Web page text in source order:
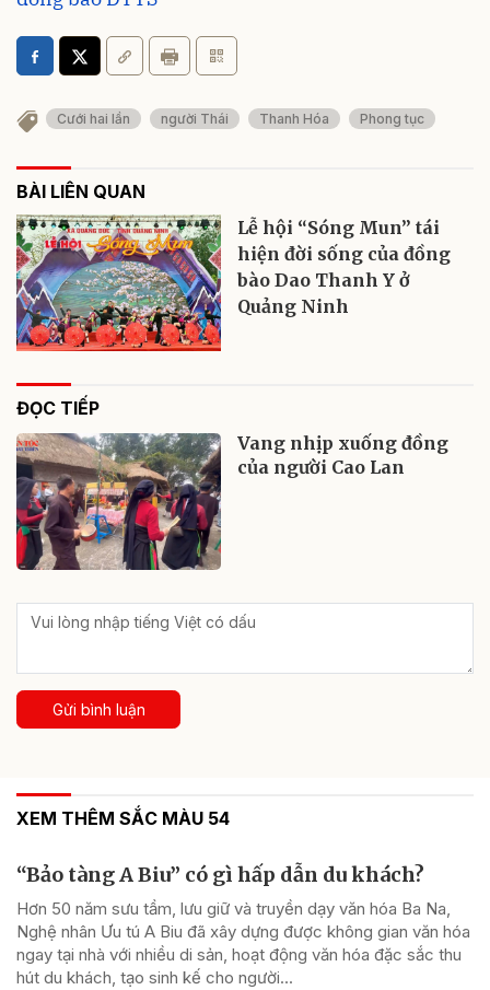
Cưới hai lần người Thái Thanh Hóa Phong tục
BÀI LIÊN QUAN
Lễ hội “Sóng Mun” tái
hiện đời sống của đồng
bào Dao Thanh Y ở
Quảng Ninh
ĐỌC TIẾP
Vang nhịp xuống đồng
của người Cao Lan
Gửi bình luận
XEM THÊM SẮC MÀU 54
“Bảo tàng A Biu” có gì hấp dẫn du khách?
Hơn 50 năm sưu tầm, lưu giữ và truyền dạy văn hóa Ba Na,
Nghệ nhân Ưu tú A Biu đã xây dựng được không gian văn hóa
ngay tại nhà với nhiều di sản, hoạt động văn hóa đặc sắc thu
hút du khách, tạo sinh kế cho người...